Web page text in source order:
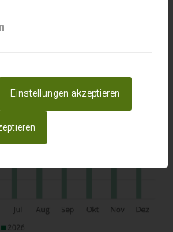
Einstellungen akzeptieren